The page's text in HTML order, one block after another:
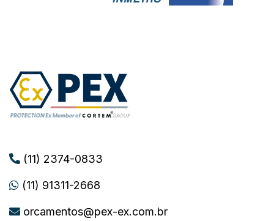
(11) 2374-0833
(11) 91311-2668
orcamentos@pex-ex.com.br